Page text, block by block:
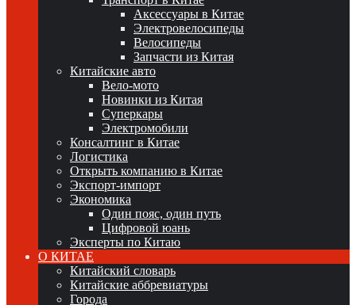
Аксессуары в Китае
Электровелосипеды
Велосипеды
Запчасти из Китая
Китайские авто
Вело-мото
Новинки из Китая
Суперкары
Электромобили
Консалтинг в Китае
Логистика
Открыть компанию в Китае
Экспорт-импорт
Экономика
Один пояс, один путь
Цифровой юань
Эксперты по Китаю
О КИТАЕ
Китайский словарь
Китайские аббревиатуры
Города